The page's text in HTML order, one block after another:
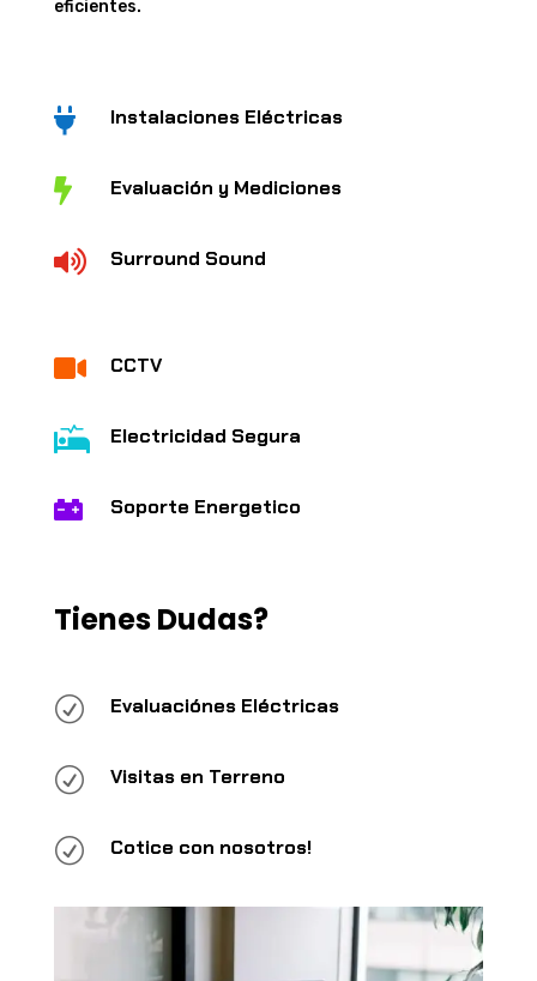
eficientes.
 Instalaciones Eléctricas
 Evaluación y Mediciones
 Surround Sound
 CCTV
 Electricidad Segura
 Soporte Energetico
Tienes Dudas?
R Evaluaciónes Eléctricas
R Visitas en Terreno
R Cotice con nosotros!